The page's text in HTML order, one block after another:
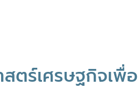
สตร์เศรษฐกิจเพื่อ